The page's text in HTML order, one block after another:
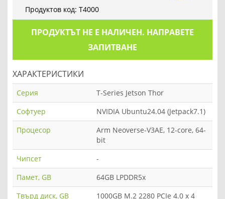
Продуктов код: T4000
ПРОДУКТЪТ НЕ Е НАЛИЧЕН. НАПРАВЕТЕ
ЗАПИТВАНЕ
ХАРАКТЕРИСТИКИ
Серия
T-Series Jetson Thor
Софтуер
NVIDIA Ubuntu24.04 (Jetpack7.1)
Процесор
Arm Neoverse-V3AE, 12-core, 64-
bit
Чипсет
-
Памет, GB
64GB LPDDR5x
Твърд диск, GB
1000GB M.2 2280 PCIe 4.0 x 4